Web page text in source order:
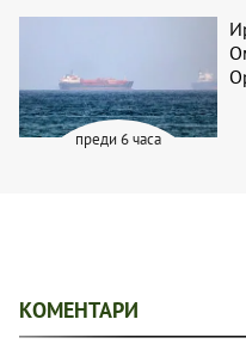
преди 6 часа
КОМЕНТАРИ